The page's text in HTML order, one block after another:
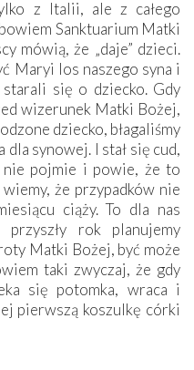
z Italii, ale z całego
Sanktuarium Matki
mówią, że „daje” dzieci.
Maryi los naszego syna i
się o dziecko. Gdy
wizerunek Matki Bożej,
dziecko, błagaliśmy
synowej. I stał się cud,
pojmie i powie, że to
że przypadków nie
ciąży. To dla nas
rok planujemy
Matki Bożej, być może
taki zwyczaj, że gdy
się potomka, wraca i
pierwszą koszulkę córki